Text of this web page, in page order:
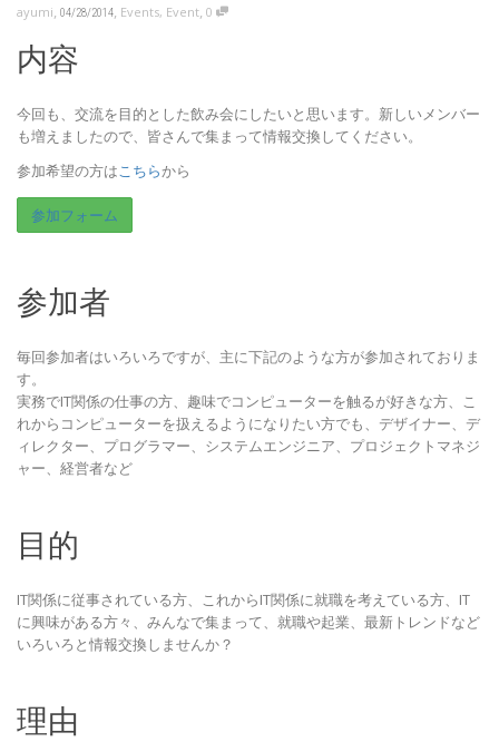
ayumi, 04/28/2014, Events, Event, 0
内容
今回も、交流を目的とした飲み会にしたいと思います。新しいメンバー
も増えましたので、皆さんで集まって情報交換してください。
参加希望の方はこちらから
参加フォーム
参加者
毎回参加者はいろいろですが、主に下記のような方が参加されておりま
す。
実務でIT関係の仕事の方、趣味でコンピューターを触るが好きな方、こ
れからコンピューターを扱えるようになりたい方でも、デザイナー、デ
ィレクター、プログラマー、システムエンジニア、プロジェクトマネジ
ャー、経営者など
目的
IT関係に従事されている方、これからIT関係に就職を考えている方、IT
に興味がある方々、みんなで集まって、就職や起業、最新トレンドなど
いろいろと情報交換しませんか？
理由